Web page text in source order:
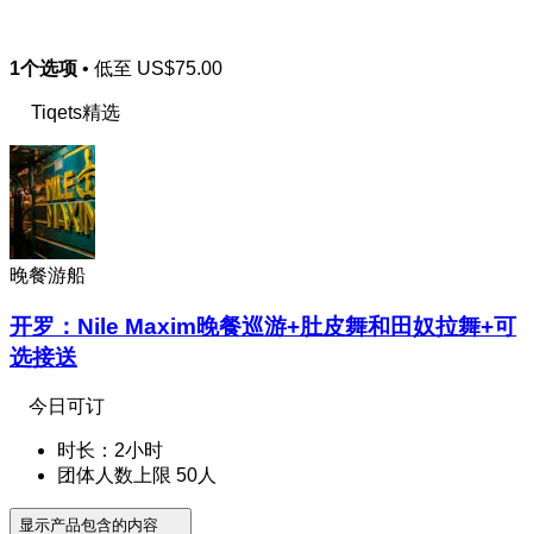
1个选项 • 低至 US$75.00
Tiqets精选
晚餐游船
开罗：Nile Maxim晚餐巡游+肚皮舞和田奴拉舞+可
选接送
今日可订
时长：2小时
团体人数上限 50人
显示产品包含的内容